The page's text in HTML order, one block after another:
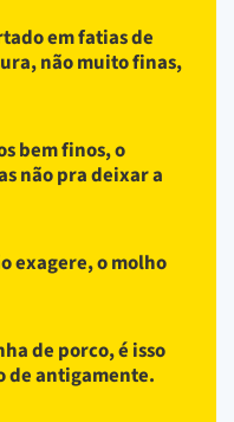
em fatias de
não muito finas,
bem finos, o
não pra deixar a
exagere, o molho
de porco, é isso
de antigamente.